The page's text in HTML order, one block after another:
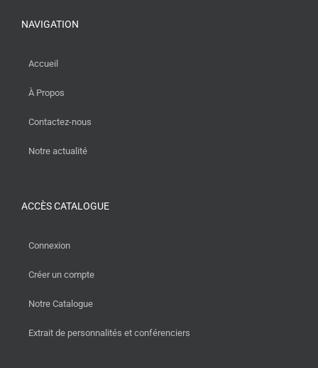
NAVIGATION
Accueil
À Propos
Contactez-nous
Notre actualité
ACCÈS CATALOGUE
Connexion
Créer un compte
Notre Catalogue
Extrait de personnalités et conférenciers